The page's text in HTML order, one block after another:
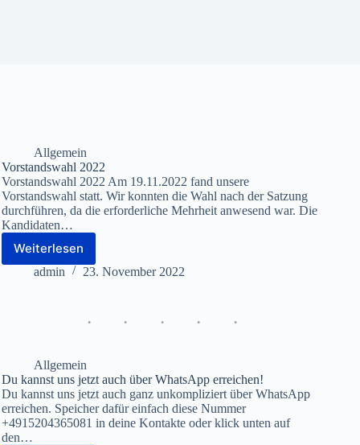
Allgemein
Vorstandswahl 2022
Vorstandswahl 2022 Am 19.11.2022 fand unsere
Vorstandswahl statt. Wir konnten die Wahl nach der Satzung
durchführen, da die erforderliche Mehrheit anwesend war. Die
Kandidaten…
WeiterlesenVorstandswahl
2022
admin 23. November 2022
Allgemein
Du kannst uns jetzt auch über WhatsApp erreichen!
Du kannst uns jetzt auch ganz unkompliziert über WhatsApp
erreichen. Speicher dafür einfach diese Nummer
+4915204365081 in deine Kontakte oder klick unten auf
den…